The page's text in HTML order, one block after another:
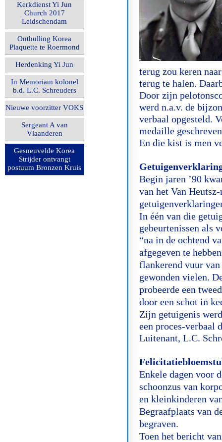
Kerkdienst Yi Jun
Church 2017
Leidschendam
Onthulling Korea
Plaquette te Roermond
Herdenking Yi Jun
In Memoriam kolonel
b.d. L.C. Schreuders
Nieuwe voorzitter VOKS
Sergeant A van
Vlaanderen
Gesneuvelde Korea
Strijder ontvangt
postuum Bronzen Kruis
terug zou keren
terug te halen.
Door zijn
werd n.a.v. de
verbaal opgesteld.
medaille
En die kist is men
Begin jaren ’90
van het Van
In één van die
gebeurtenissen als
“na in de ochtend
afgegeven te
flankerend vuur van
gewonden vielen.
probeerde een
door een schot in
Zijn getuigenis
een proces-verbaal
Luitenant, L.C.
Enkele dagen voor
schoonzus van
en kleinkinderen
Begraafplaats van
begraven.
Toen het bericht